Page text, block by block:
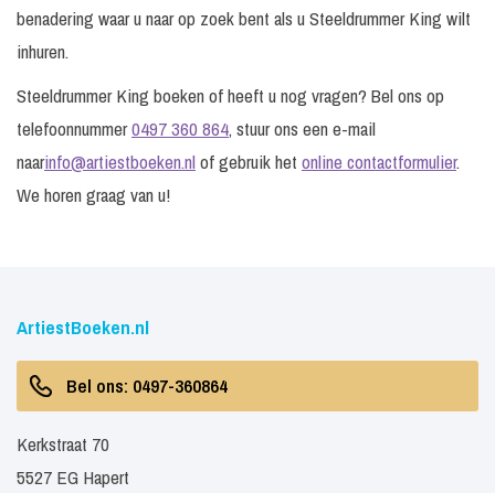
benadering waar u naar op zoek bent als u Steeldrummer King wilt
inhuren.
Steeldrummer King boeken of heeft u nog vragen? Bel ons op
telefoonnummer0497 360 864, stuur ons een e-mail
naarinfo@artiestboeken.nlof gebruik het online contactformulier.
We horen graag van u!
ArtiestBoeken.nl
Bel ons: 0497-360864
Kerkstraat 70
5527 EG Hapert